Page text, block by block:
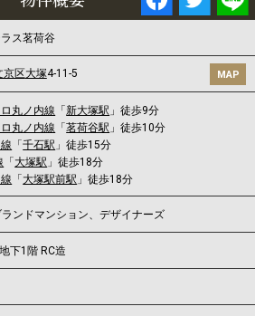
ス茗荷谷
京区大塚4-11-5 MAP
丸ノ内線 「新大塚駅 」徒歩9分
丸ノ内線 「茗荷谷駅 」徒歩10分
「千石駅 」徒歩15分
「 大塚駅 」徒歩18分
「 大塚駅前駅 」徒歩18分
ランドマンション、デザイナーズ
下1階 RC造